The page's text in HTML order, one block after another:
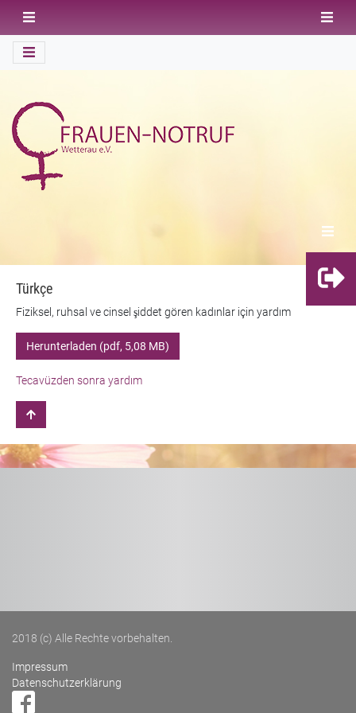
Türkçe
Fiziksel, ruhsal ve cinsel şiddet gören kadınlar için yardım
Herunterladen (pdf, 5,08 MB)
Tecavüzden sonra yardım
2018 (c) Alle Rechte vorbehalten.
Impressum
Datenschutzerklärung